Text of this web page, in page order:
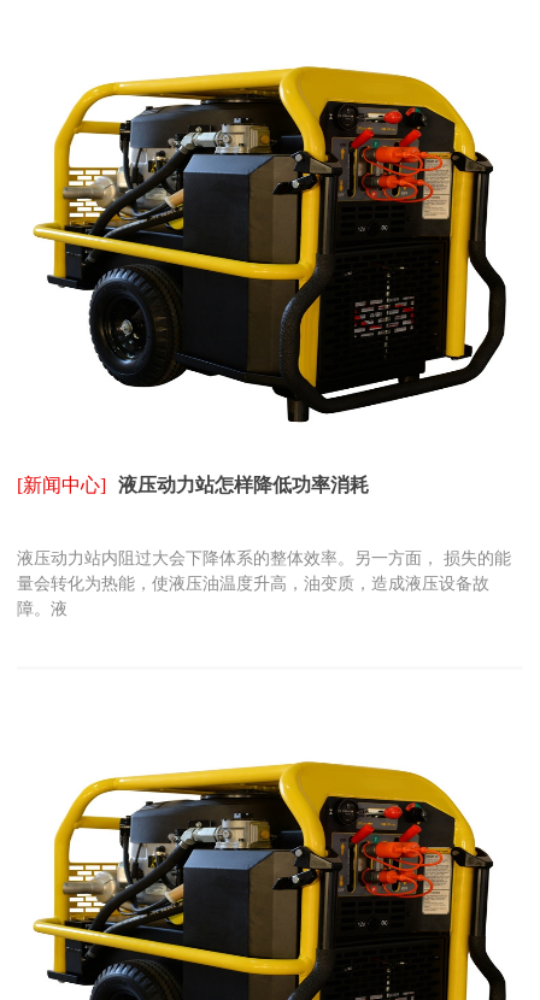
[新闻中心] 液压动力站怎样降低功率消耗
液压动力站内阻过大会下降体系的整体效率。另一方面， 损失的能
量会转化为热能，使液压油温度升高，油变质，造成液压设备故
障。液